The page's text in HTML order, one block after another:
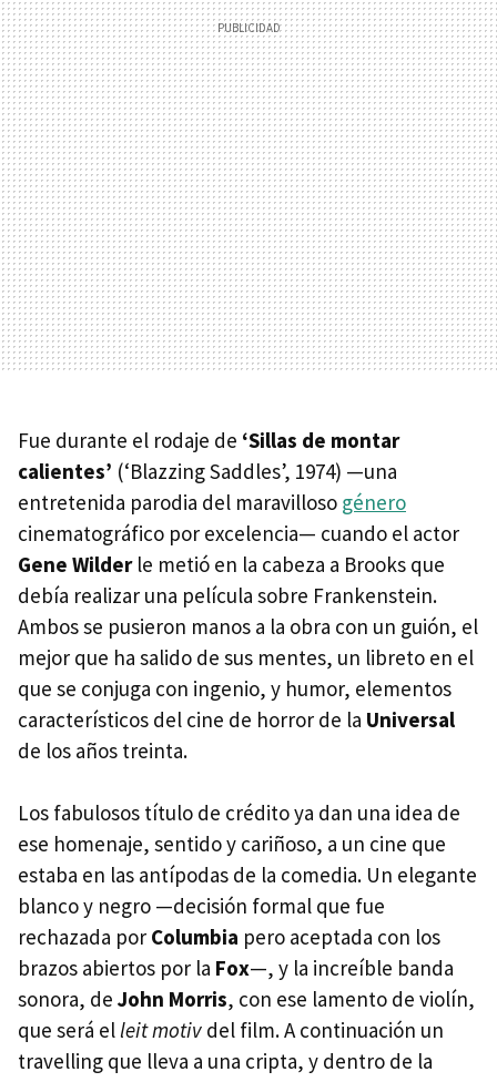
Fue durante el rodaje de ‘Sillas de montar
calientes’ (‘Blazzing Saddles’, 1974) —una
entretenida parodia del maravilloso género
cinematográfico por excelencia— cuando el actor
Gene Wilderle metió en la cabeza a Brooks que
debía realizar una película sobre Frankenstein.
Ambos se pusieron manos a la obra con un guión, el
mejor que ha salido de sus mentes, un libreto en el
que se conjuga con ingenio, y humor, elementos
característicos del cine de horror de la Universal
de los años treinta.
Los fabulosos título de crédito ya dan una idea de
ese homenaje, sentido y cariñoso, a un cine que
estaba en las antípodas de la comedia. Un elegante
blanco y negro —decisión formal que fue
rechazada por Columbia pero aceptada con los
brazos abiertos por la Fox—, y la increíble banda
sonora, de John Morris, con ese lamento de violín,
que será elleit motiv del film. A continuación un
travelling que lleva a una cripta, y dentro de la